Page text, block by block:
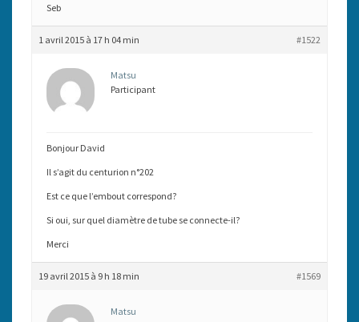
Seb
1 avril 2015 à 17 h 04 min #1522
Matsu
Participant
Bonjour David
Il s’agit du centurion n°202
Est ce que l’embout correspond?
Si oui, sur quel diamètre de tube se connecte-il?
Merci
19 avril 2015 à 9 h 18 min #1569
Matsu